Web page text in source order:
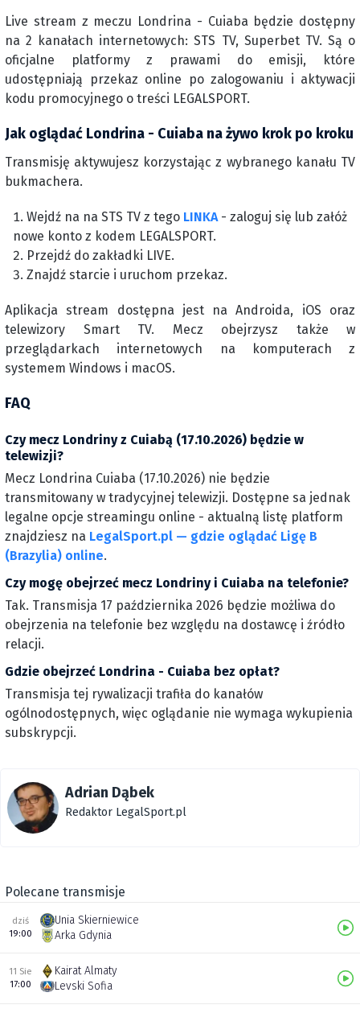
Live stream z meczu Londrina - Cuiaba będzie dostępny
na 2 kanałach internetowych: STS TV, Superbet TV. Są o
oficjalne platformy z prawami do emisji, które
udostępniają przekaz online po zalogowaniu i aktywacji
kodu promocyjnego o treści LEGALSPORT.
Jak oglądać Londrina - Cuiaba na żywo krok po kroku
Transmisję aktywujesz korzystając z wybranego kanału TV
bukmachera.
Wejdź na na STS TV z tego LINKA- zaloguj się lub załóż
nowe konto z kodem LEGALSPORT.
Przejdź do zakładki LIVE.
Znajdź starcie i uruchom przekaz.
Aplikacja stream dostępna jest na Androida, iOS oraz
telewizory Smart TV. Mecz obejrzysz także w
przeglądarkach internetowych na komputerach z
systemem Windows i macOS.
FAQ
Czy mecz Londriny z Cuiabą (17.10.2026) będzie w
telewizji?
Mecz Londrina Cuiaba (17.10.2026) nie będzie
transmitowany w tradycyjnej telewizji. Dostępne sa jednak
legalne opcje streamingu online - aktualną listę platform
znajdziesz na LegalSport.pl — gdzie oglądać Ligę B
(Brazylia) online.
Czy mogę obejrzeć mecz Londriny i Cuiaba na telefonie?
Tak. Transmisja 17 października 2026 będzie możliwa do
obejrzenia na telefonie bez względu na dostawcę i źródło
relacji.
Gdzie obejrzeć Londrina - Cuiaba bez opłat?
Transmisja tej rywalizacji trafiła do kanałów
ogólnodostępnych, więc oglądanie nie wymaga wykupienia
subskrypcji.
Adrian Dąbek
Redaktor LegalSport.pl
Polecane transmisje
dziś
19:00
Unia Skierniewice
Arka Gdynia
11 Sie
17:00
Kairat Almaty
Levski Sofia